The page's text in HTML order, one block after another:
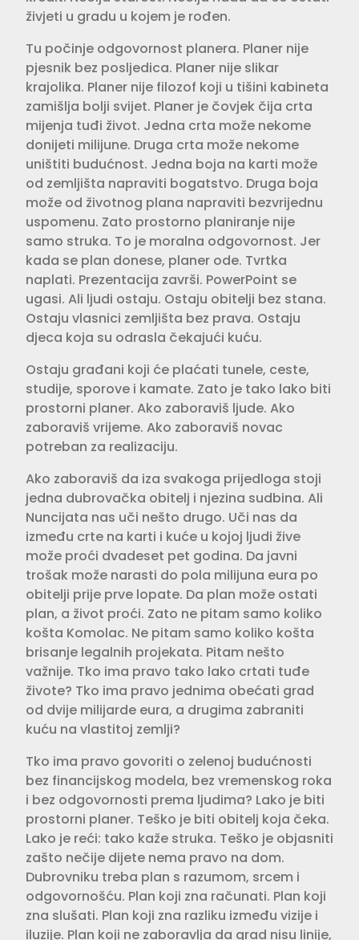
živjeti u gradu u kojem je rođen.
Tu počinje odgovornost planera. Planer nije
pjesnik bez posljedica. Planer nije slikar
krajolika. Planer nije filozof koji u tišini kabineta
zamišlja bolji svijet. Planer je čovjek čija crta
mijenja tuđi život. Jedna crta može nekome
donijeti milijune. Druga crta može nekome
uništiti budućnost. Jedna boja na karti može
od zemljišta napraviti bogatstvo. Druga boja
može od životnog plana napraviti bezvrijednu
uspomenu. Zato prostorno planiranje nije
samo struka. To je moralna odgovornost. Jer
kada se plan donese, planer ode. Tvrtka
naplati. Prezentacija završi. PowerPoint se
ugasi. Ali ljudi ostaju. Ostaju obitelji bez stana.
Ostaju vlasnici zemljišta bez prava. Ostaju
djeca koja su odrasla čekajući kuću.
Ostaju građani koji će plaćati tunele, ceste,
studije, sporove i kamate. Zato je tako lako biti
prostorni planer. Ako zaboraviš ljude. Ako
zaboraviš vrijeme. Ako zaboraviš novac
potreban za realizaciju.
Ako zaboraviš da iza svakoga prijedloga stoji
jedna dubrovačka obitelj i njezina sudbina. Ali
Nuncijata nas uči nešto drugo. Uči nas da
između crte na karti i kuće u kojoj ljudi žive
može proći dvadeset pet godina. Da javni
trošak može narasti do pola milijuna eura po
obitelji prije prve lopate. Da plan može ostati
plan, a život proći. Zato ne pitam samo koliko
košta Komolac. Ne pitam samo koliko košta
brisanje legalnih projekata. Pitam nešto
važnije. Tko ima pravo tako lako crtati tuđe
živote? Tko ima pravo jednima obećati grad
od dvije milijarde eura, a drugima zabraniti
kuću na vlastitoj zemlji?
Tko ima pravo govoriti o zelenoj budućnosti
bez financijskog modela, bez vremenskog roka
i bez odgovornosti prema ljudima? Lako je biti
prostorni planer. Teško je biti obitelj koja čeka.
Lako je reći: tako kaže struka. Teško je objasniti
zašto nečije dijete nema pravo na dom.
Dubrovniku treba plan s razumom, srcem i
odgovornošću. Plan koji zna računati. Plan koji
zna slušati. Plan koji zna razliku između vizije i
iluzije. Plan koji ne zaboravlja da grad nisu linije,